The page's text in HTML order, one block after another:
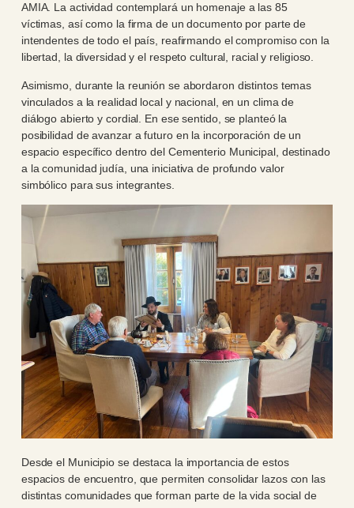
AMIA. La actividad contemplará un homenaje a las 85
víctimas, así como la firma de un documento por parte de
intendentes de todo el país, reafirmando el compromiso con la
libertad, la diversidad y el respeto cultural, racial y religioso.
Asimismo, durante la reunión se abordaron distintos temas
vinculados a la realidad local y nacional, en un clima de
diálogo abierto y cordial. En ese sentido, se planteó la
posibilidad de avanzar a futuro en la incorporación de un
espacio específico dentro del Cementerio Municipal, destinado
a la comunidad judía, una iniciativa de profundo valor
simbólico para sus integrantes.
Desde el Municipio se destaca la importancia de estos
espacios de encuentro, que permiten consolidar lazos con las
distintas comunidades que forman parte de la vida social de